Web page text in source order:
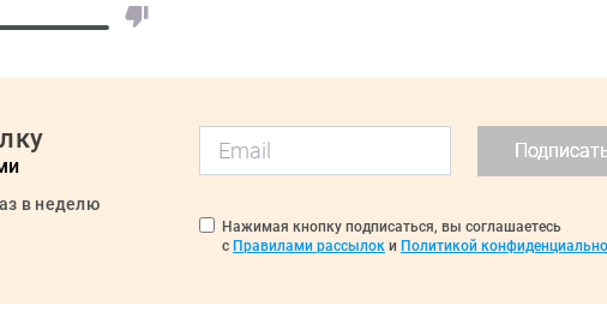
в неделю
Нажимая кнопку подписаться, вы соглашаетесь
с Правилами рассылок и Политикой